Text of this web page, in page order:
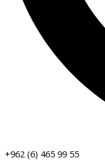
+962 (6) 465 99 55